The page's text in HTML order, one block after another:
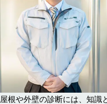
屋根や外壁の診断には、知識